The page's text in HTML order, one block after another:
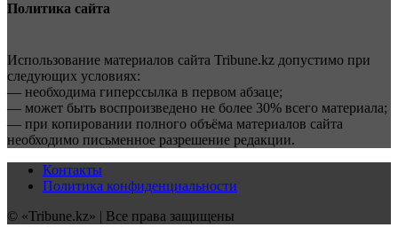
Политика сайта
Использование материалов сайта Tribune.kz допустимо при
следующих условиях:
— необходима гиперссылка в первом абзаце;
— может быть воспроизведено не более 30% всего материала;
— при копировании полного объёма материалов сайта
необходимо письменное разрешение редакции.
Контакты
Политика конфиденциальности
© «Tribune.kz» | Все права защищены